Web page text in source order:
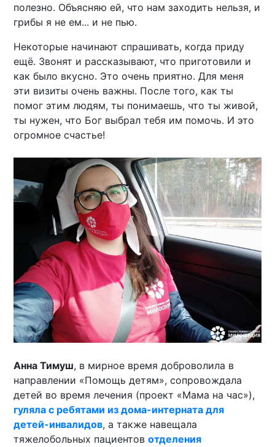
полезно. Объясняю ей, что нам заходить нельзя, и
грибы я не ем... и не пью.
Некоторые начинают спрашивать, когда приду
ещё. Звонят и рассказывают, что приготовили и
как было вкусно. Это очень приятно. Для меня
эти визиты очень важны. После того, как ты
помог этим людям, ты понимаешь, что ты живой,
ты нужен, что Бог выбрал тебя им помочь. И это
огромное счастье!
Анна Тимуш, в мирное время доброволила в
направлении «Помощь детям», сопровождала
детей во время лечения (проект «Мама на час»),
гуляла с ребятами из дома-интерната для
детей-инвалидов, а также навещала
тяжелобольных пациентовотделения